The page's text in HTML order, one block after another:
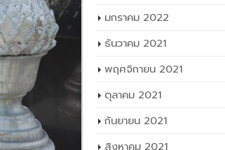
มกราคม 2022
ธันวาคม 2021
พฤศจิกายน 2021
ตุลาคม 2021
กันยายน 2021
สิงหาคม 2021